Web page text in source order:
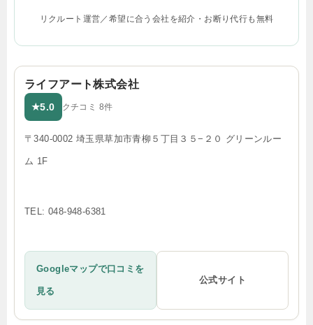
リクルート運営／希望に合う会社を紹介・お断り代行も無料
ライフアート株式会社
★5.0 クチコミ 8件
〒340-0002 埼玉県草加市青柳５丁目３５−２０ グリーンルー
ム 1F
TEL: 048-948-6381
Googleマップで口コミを
見る
公式サイト